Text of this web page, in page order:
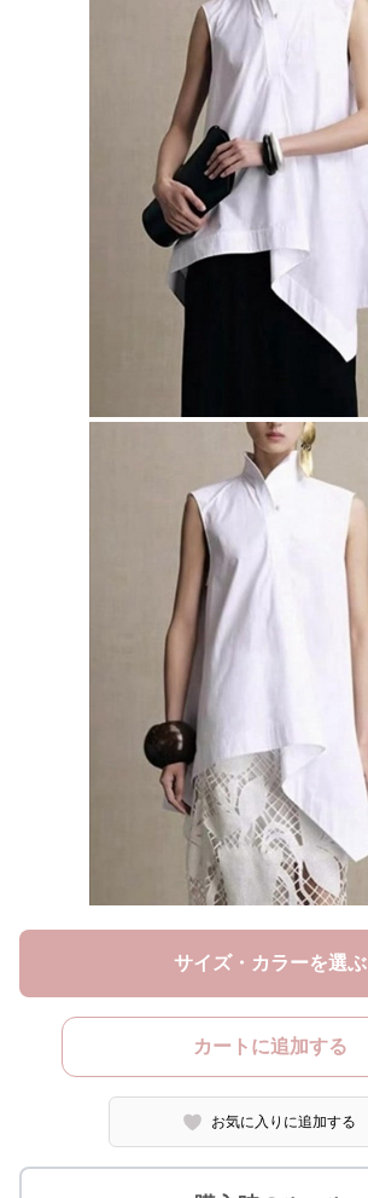
サイズ・カラーを選ぶ
カートに追加する
お気に入りに追加する